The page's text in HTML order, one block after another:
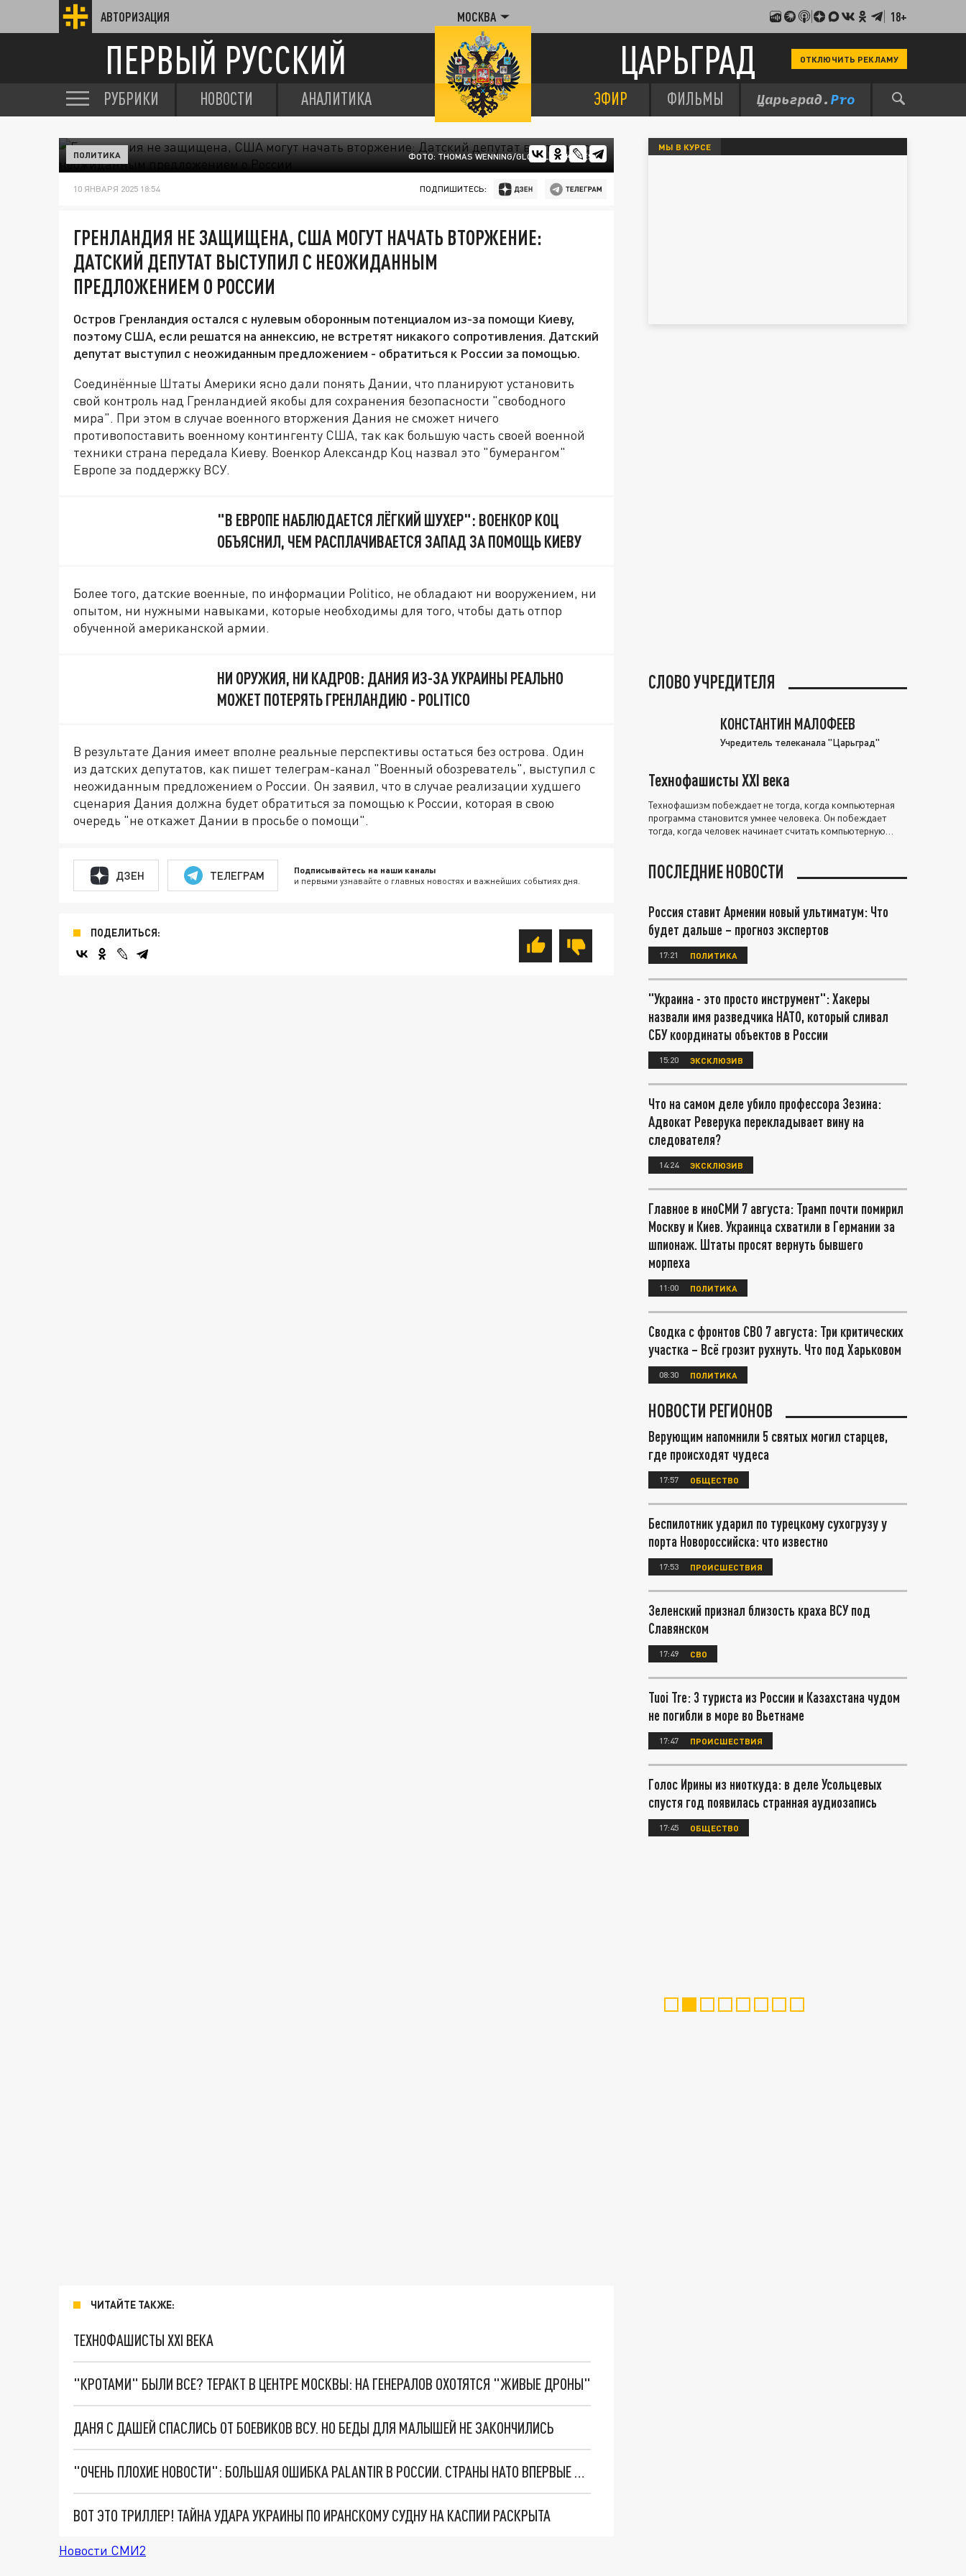
АВТОРИЗАЦИЯ МОСКВА 18+
ПЕРВЫЙ РУССКИЙ ЦАРЬГРАД ОТКЛЮЧИТЬ РЕКЛАМУ
РУБРИКИ НОВОСТИ АНАЛИТИКА ЭФИР ФИЛЬМЫ
ФОТО: THOMAS WENNING/GLOBALLOOKPRESS
ПОЛИТИКА
10 ЯНВАРЯ 2025 18:54 ПОДПИШИТЕСЬ:
ГРЕНЛАНДИЯ НЕ ЗАЩИЩЕНА, США МОГУТ НАЧАТЬ ВТОРЖЕНИЕ:
ДАТСКИЙ ДЕПУТАТ ВЫСТУПИЛ С НЕОЖИДАННЫМ
ПРЕДЛОЖЕНИЕМ О РОССИИ
Остров Гренландия остался с нулевым оборонным потенциалом из-за помощи Киеву,
поэтому США, если решатся на аннексию, не встретят никакого сопротивления. Датский
депутат выступил с неожиданным предложением - обратиться к России за помощью.
Соединённые Штаты Америки ясно дали понять Дании, что планируют установить
свой контроль над Гренландией якобы для сохранения безопасности "свободного
мира". При этом в случае военного вторжения Дания не сможет ничего
противопоставить военному контингенту США, так как большую часть своей военной
техники страна передала Киеву. Военкор Александр Коц назвал это "бумерангом"
Европе за поддержку ВСУ.
"В ЕВРОПЕ НАБЛЮДАЕТСЯ ЛЁГКИЙ ШУХЕР": ВОЕНКОР КОЦ
ОБЪЯСНИЛ, ЧЕМ РАСПЛАЧИВАЕТСЯ ЗАПАД ЗА ПОМОЩЬ КИЕВУ
Более того, датские военные, по информации Politico, не обладают ни вооружением, ни
опытом, ни нужными навыками, которые необходимы для того, чтобы дать отпор
обученной американской армии.
НИ ОРУЖИЯ, НИ КАДРОВ: ДАНИЯ ИЗ-ЗА УКРАИНЫ РЕАЛЬНО
МОЖЕТ ПОТЕРЯТЬ ГРЕНЛАНДИЮ - POLITICO
В результате Дания имеет вполне реальные перспективы остаться без острова. Один
из датских депутатов, как пишет телеграм-канал "Военный обозреватель", выступил с
неожиданным предложением о России. Он заявил, что в случае реализации худшего
сценария Дания должна будет обратиться за помощью к России, которая в свою
очередь "не откажет Дании в просьбе о помощи".
ДЗЕН ТЕЛЕГРАМ Подписывайтесь на наши каналы
и первыми узнавайте о главных новостях и важнейших событиях дня.
ПОДЕЛИТЬСЯ:
ЧИТАЙТЕ ТАКЖЕ:
ТЕХНОФАШИСТЫ XXI ВЕКА
"КРОТАМИ" БЫЛИ ВСЕ? ТЕРАКТ В ЦЕНТРЕ МОСКВЫ: НА ГЕНЕРАЛОВ ОХОТЯТСЯ "ЖИВЫЕ ДРОНЫ"
ДАНЯ С ДАШЕЙ СПАСЛИСЬ ОТ БОЕВИКОВ ВСУ. НО БЕДЫ ДЛЯ МАЛЫШЕЙ НЕ ЗАКОНЧИЛИСЬ
"ОЧЕНЬ ПЛОХИЕ НОВОСТИ": БОЛЬШАЯ ОШИБКА PALANTIR В РОССИИ. СТРАНЫ НАТО ВПЕРВЫЕ ЗА СВО ОСТАНОВИЛИ ПОСТАВКИ ОРУЖИЯ. ВСУ ТЕРЯЮТ ПРИГРАНИЧЬЕ?
ВОТ ЭТО ТРИЛЛЕР! ТАЙНА УДАРА УКРАИНЫ ПО ИРАНСКОМУ СУДНУ НА КАСПИИ РАСКРЫТА
Новости СМИ2
МЫ В КУРСЕ
СЛОВО УЧРЕДИТЕЛЯ
КОНСТАНТИН МАЛОФЕЕВ
Учредитель телеканала "Царьград"
Технофашисты XXI века
Технофашизм побеждает не тогда, когда компьютерная
программа становится умнее человека. Он побеждает
тогда, когда человек начинает считать компьютерную
ПОСЛЕДНИЕ НОВОСТИ
Россия ставит Армении новый ультиматум: Что
будет дальше – прогноз экспертов
17:21 ПОЛИТИКА
"Украина - это просто инструмент": Хакеры
назвали имя разведчика НАТО, который сливал
СБУ координаты объектов в России
15:20 ЭКСКЛЮЗИВ
Что на самом деле убило профессора Зезина:
Адвокат Реверука перекладывает вину на
следователя?
14:24 ЭКСКЛЮЗИВ
Главное в иноСМИ 7 августа: Трамп почти помирил
Москву и Киев. Украинца схватили в Германии за
шпионаж. Штаты просят вернуть бывшего
морпеха
11:00 ПОЛИТИКА
Сводка с фронтов СВО 7 августа: Три критических
участка – Всё грозит рухнуть. Что под Харьковом
08:30 ПОЛИТИКА
НОВОСТИ РЕГИОНОВ
Верующим напомнили 5 святых могил старцев,
где происходят чудеса
17:57 ОБЩЕСТВО
Беспилотник ударил по турецкому сухогрузу у
порта Новороссийска: что известно
17:53 ПРОИСШЕСТВИЯ
Зеленский признал близость краха ВСУ под
Славянском
17:49 СВО
Tuoi Tre: 3 туриста из России и Казахстана чудом
не погибли в море во Вьетнаме
17:47 ПРОИСШЕСТВИЯ
Голос Ирины из ниоткуда: в деле Усольцевых
спустя год появилась странная аудиозапись
17:45 ОБЩЕСТВО